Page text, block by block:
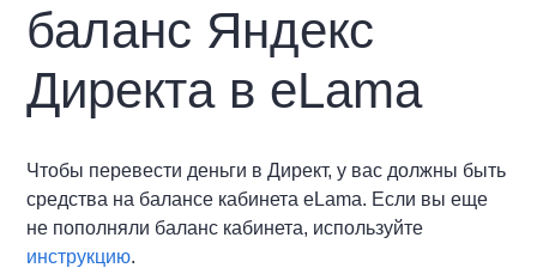
баланс Яндекс
Директа в eLama
Чтобы перевести деньги в Директ, у вас должны быть
средства на балансе кабинета eLama. Если вы еще
не пополняли баланс кабинета, используйте
инструкцию.